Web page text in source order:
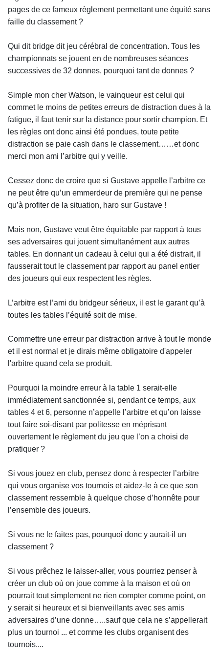
pages de ce fameux règlement permettant une équité sans
faille du classement ?
Qui dit bridge dit jeu cérébral de concentration. Tous les
championnats se jouent en de nombreuses séances
successives de 32 donnes, pourquoi tant de donnes ?
Simple mon cher Watson, le vainqueur est celui qui
commet le moins de petites erreurs de distraction dues à la
fatigue, il faut tenir sur la distance pour sortir champion. Et
les règles ont donc ainsi été pondues, toute petite
distraction se paie cash dans le classement……et donc
merci mon ami l’arbitre qui y veille.
Cessez donc de croire que si Gustave appelle l’arbitre ce
ne peut être qu’un emmerdeur de première qui ne pense
qu’à profiter de la situation, haro sur Gustave !
Mais non, Gustave veut être équitable par rapport à tous
ses adversaires qui jouent simultanément aux autres
tables. En donnant un cadeau à celui qui a été distrait, il
fausserait tout le classement par rapport au panel entier
des joueurs qui eux respectent les règles.
L’arbitre est l’ami du bridgeur sérieux, il est le garant qu’à
toutes les tables l’équité soit de mise.
Commettre une erreur par distraction arrive à tout le monde
et il est normal et je dirais même obligatoire d'appeler
l'arbitre quand cela se produit.
Pourquoi la moindre erreur à la table 1 serait-elle
immédiatement sanctionnée si, pendant ce temps, aux
tables 4 et 6, personne n’appelle l’arbitre et qu’on laisse
tout faire soi-disant par politesse en méprisant
ouvertement le règlement du jeu que l’on a choisi de
pratiquer ?
Si vous jouez en club, pensez donc à respecter l’arbitre
qui vous organise vos tournois et aidez-le à ce que son
classement ressemble à quelque chose d’honnête pour
l’ensemble des joueurs.
Si vous ne le faites pas, pourquoi donc y aurait-il un
classement ?
Si vous prêchez le laisser-aller, vous pourriez penser à
créer un club où on joue comme à la maison et où on
pourrait tout simplement ne rien compter comme point, on
y serait si heureux et si bienveillants avec ses amis
adversaires d’une donne…..sauf que cela ne s’appellerait
plus un tournoi ... et comme les clubs organisent des
tournois....